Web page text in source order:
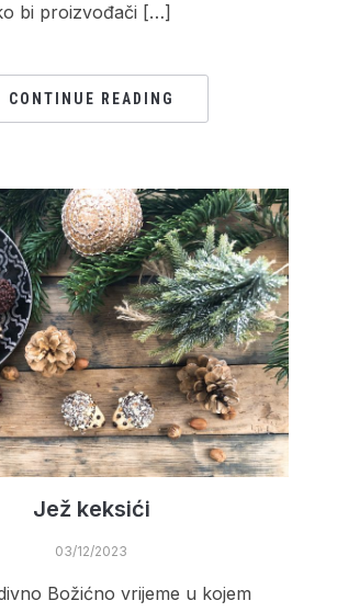
bi proizvođači […]
CONTINUE READING
Jež keksići
03/12/2023
Božićno vrijeme u kojem